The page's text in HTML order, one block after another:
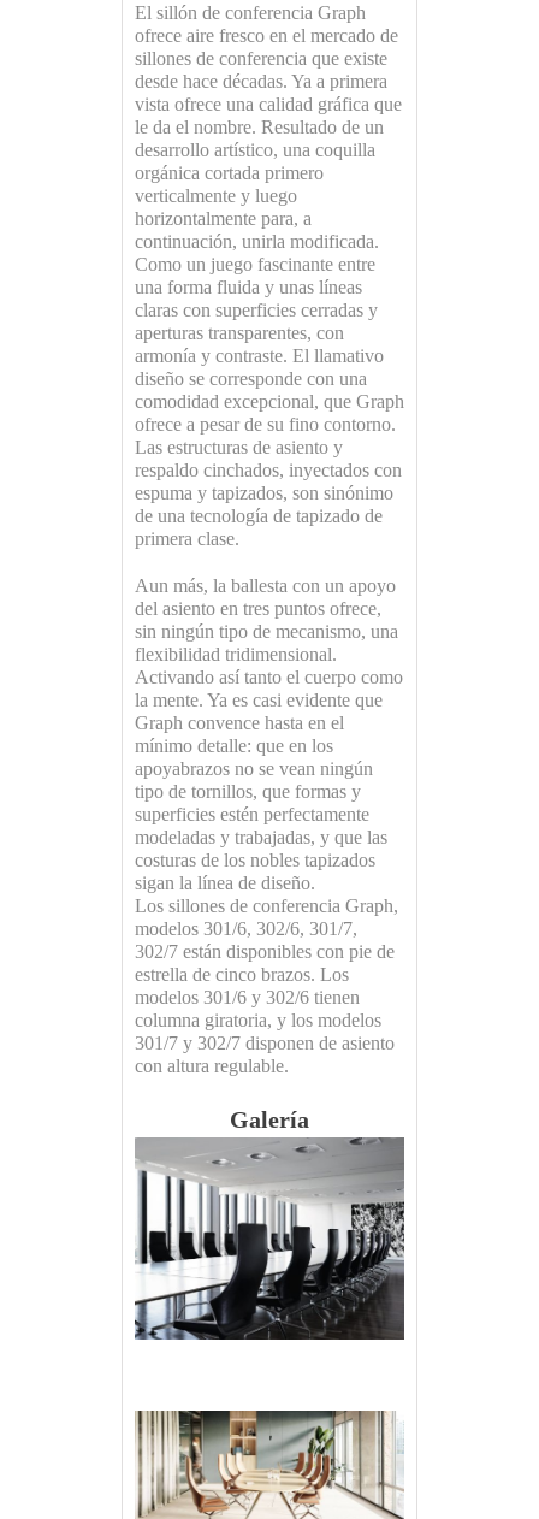
El sillón de conferencia Graph
ofrece aire fresco en el mercado de
sillones de conferencia que existe
desde hace décadas. Ya a primera
vista ofrece una calidad gráfica que
le da el nombre. Resultado de un
desarrollo artístico, una coquilla
orgánica cortada primero
verticalmente y luego
horizontalmente para, a
continuación, unirla modificada.
Como un juego fascinante entre
una forma fluida y unas líneas
claras con superficies cerradas y
aperturas transparentes, con
armonía y contraste. El llamativo
diseño se corresponde con una
comodidad excepcional, que Graph
ofrece a pesar de su fino contorno.
Las estructuras de asiento y
respaldo cinchados, inyectados con
espuma y tapizados, son sinónimo
de una tecnología de tapizado de
primera clase.
Aun más, la ballesta con un apoyo
del asiento en tres puntos ofrece,
sin ningún tipo de mecanismo, una
flexibilidad tridimensional.
Activando así tanto el cuerpo como
la mente. Ya es casi evidente que
Graph convence hasta en el
mínimo detalle: que en los
apoyabrazos no se vean ningún
tipo de tornillos, que formas y
superficies estén perfectamente
modeladas y trabajadas, y que las
costuras de los nobles tapizados
sigan la línea de diseño.
Los sillones de conferencia Graph,
modelos 301/6, 302/6, 301/7,
302/7 están disponibles con pie de
estrella de cinco brazos. Los
modelos 301/6 y 302/6 tienen
columna giratoria, y los modelos
301/7 y 302/7 disponen de asiento
con altura regulable.
Galería